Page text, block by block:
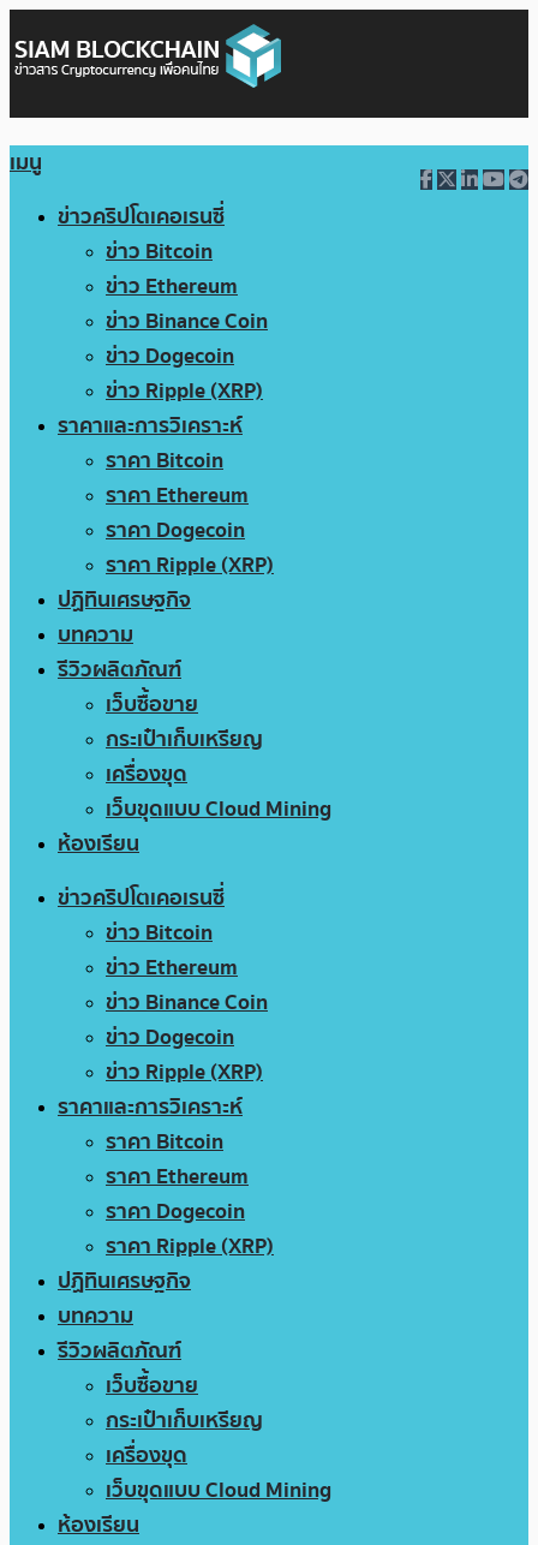
เมนู
ข่าวคริปโตเคอเรนซี่
ข่าว Bitcoin
ข่าว Ethereum
ข่าว Binance Coin
ข่าว Dogecoin
ข่าว Ripple (XRP)
ราคาและการวิเคราะห์
ราคา Bitcoin
ราคา Ethereum
ราคา Dogecoin
ราคา Ripple (XRP)
ปฏิทินเศรษฐกิจ
บทความ
รีวิวผลิตภัณฑ์
เว็บซื้อขาย
กระเป๋าเก็บเหรียญ
เครื่องขุด
เว็บขุดแบบ Cloud Mining
ห้องเรียน
ข่าวคริปโตเคอเรนซี่
ข่าว Bitcoin
ข่าว Ethereum
ข่าว Binance Coin
ข่าว Dogecoin
ข่าว Ripple (XRP)
ราคาและการวิเคราะห์
ราคา Bitcoin
ราคา Ethereum
ราคา Dogecoin
ราคา Ripple (XRP)
ปฏิทินเศรษฐกิจ
บทความ
รีวิวผลิตภัณฑ์
เว็บซื้อขาย
กระเป๋าเก็บเหรียญ
เครื่องขุด
เว็บขุดแบบ Cloud Mining
ห้องเรียน